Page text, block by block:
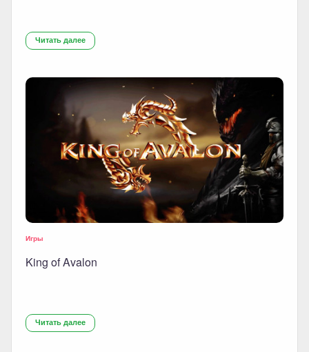
Читать далее
Игры
King of Avalon
Читать далее